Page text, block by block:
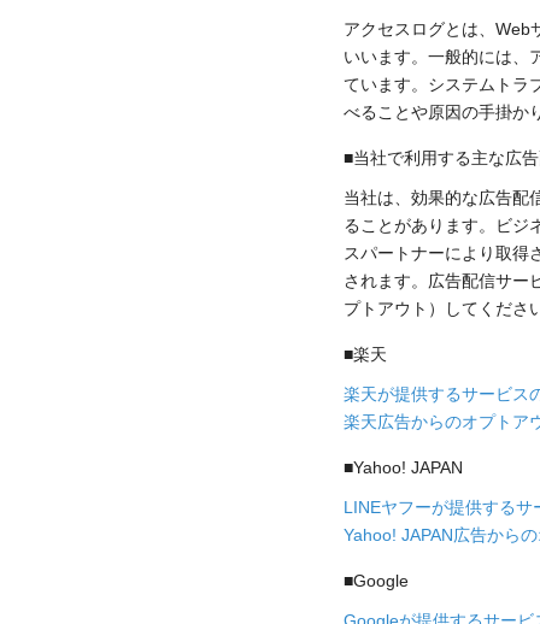
アクセスログとは、Web
いいます。一般的には、
ています。システムトラ
べることや原因の手掛か
■当社で利用する主な広
当社は、効果的な広告配
ることがあります。ビジ
スパートナーにより取得
されます。広告配信サー
プトアウト）してくださ
■楽天
楽天が提供するサービス
楽天広告からのオプトア
■Yahoo! JAPAN
LINEヤフーが提供する
Yahoo! JAPAN広告から
■Google